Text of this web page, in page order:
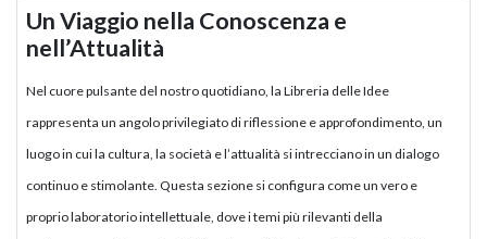
Un Viaggio nella Conoscenza e
nell’Attualità
Nel cuore pulsante del nostro quotidiano, la Libreria delle Idee
rappresenta un angolo privilegiato di riflessione e approfondimento, un
luogo in cui la cultura, la società e l’attualità si intrecciano in un dialogo
continuo e stimolante. Questa sezione si configura come un vero e
proprio laboratorio intellettuale, dove i temi più rilevanti della